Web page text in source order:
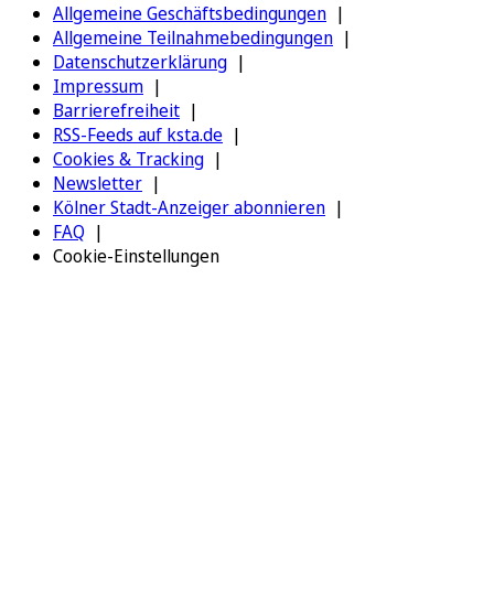
Allgemeine Geschäftsbedingungen
Allgemeine Teilnahmebedingungen
Datenschutzerklärung
Impressum
Barrierefreiheit
RSS-Feeds auf ksta.de
Cookies & Tracking
Newsletter
Kölner Stadt-Anzeiger abonnieren
FAQ
Cookie-Einstellungen